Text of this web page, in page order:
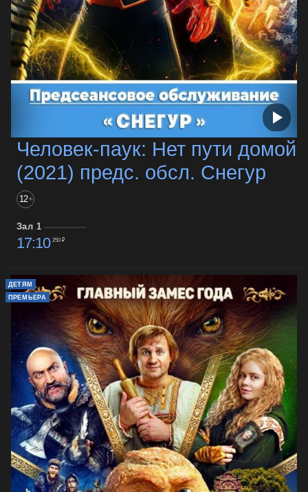
Человек-паук: Нет пути домой
(2021) предс. обсл. Снегур
12+
Зал 1
17:10 250 ₽
ДЕТЯМ
ПРЕМЬЕРА